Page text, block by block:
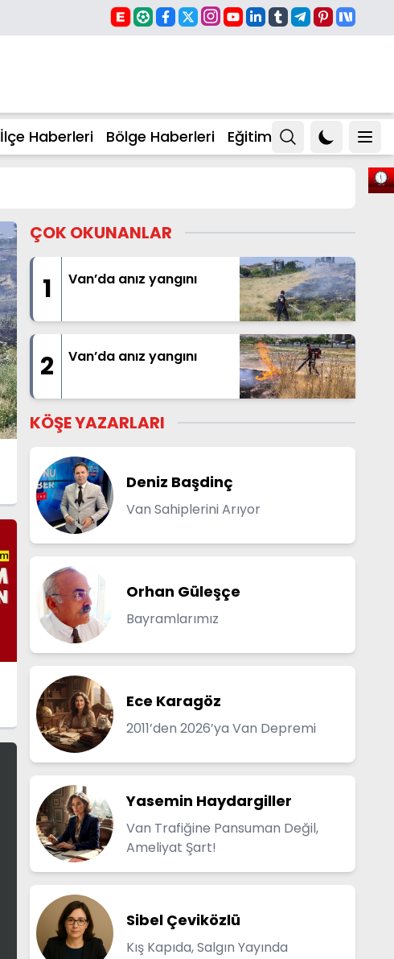
İlçe Haberleri Bölge Haberleri Eğitim
ÇOK OKUNANLAR
1 Van’da anız yangını
2 Van’da anız yangını
KÖŞE YAZARLARI
Deniz Başdinç
Van Sahiplerini Arıyor
Orhan Güleşçe
Bayramlarımız
Ece Karagöz
2011’den 2026’ya Van Depremi
Yasemin Haydargiller
Van Trafiğine Pansuman Değil,
Ameliyat Şart!
Sibel Çeviközlü
Kış Kapıda, Salgın Yayında